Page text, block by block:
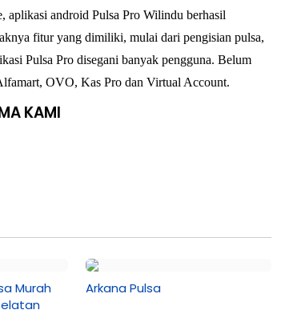
aplikasi android Pulsa Pro Wilindu berhasil
fitur yang dimiliki, mulai dari pengisian pulsa,
Pulsa Pro disegani banyak pengguna. Belum
OVO, Kas Pro dan Virtual Account.
KAMI
Murah
Arkana Pulsa